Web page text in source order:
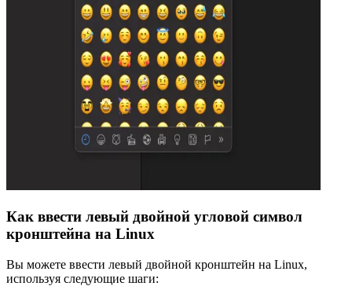
Как ввести левый двойной угловой символ
кронштейна на Linux
Вы можете ввести левый двойной кронштейн на Linux,
используя следующие шаги: